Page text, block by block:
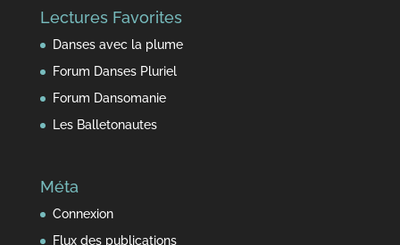
temps
Lectures Favorites
Danses avec la plume
Forum Danses Pluriel
Forum Dansomanie
Les Balletonautes
Méta
Connexion
Flux des publications